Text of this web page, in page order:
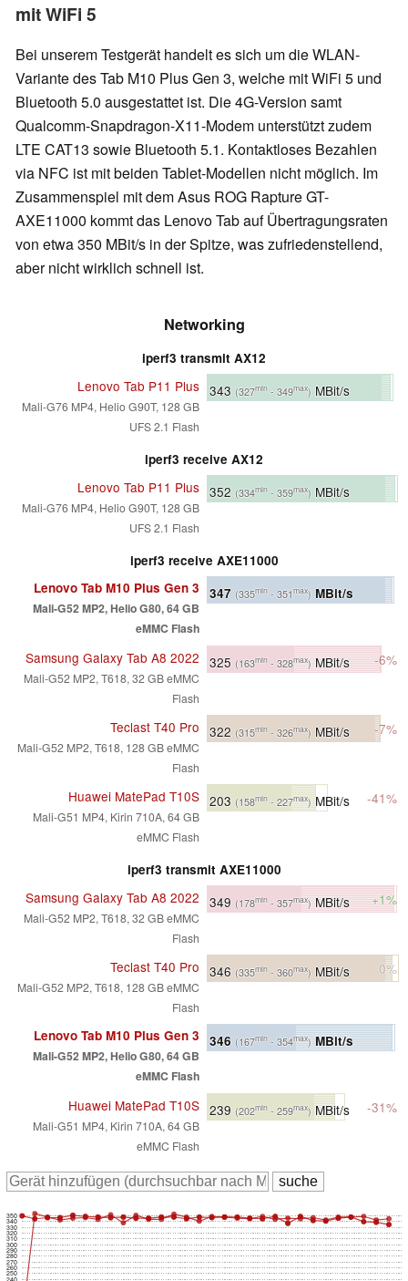
mit WiFi 5
Bei unserem Testgerät handelt es sich um die WLAN-
Variante des Tab M10 Plus Gen 3, welche mit WiFi 5 und
Bluetooth 5.0 ausgestattet ist. Die 4G-Version samt
Qualcomm-Snapdragon-X11-Modem unterstützt zudem
LTE CAT13 sowie Bluetooth 5.1. Kontaktloses Bezahlen
via NFC ist mit beiden Tablet-Modellen nicht möglich. Im
Zusammenspiel mit dem Asus ROG Rapture GT-
AXE11000 kommt das Lenovo Tab auf Übertragungsraten
von etwa 350 MBit/s in der Spitze, was zufriedenstellend,
aber nicht wirklich schnell ist.
Networking
iperf3 transmit AX12
Lenovo Tab P11 Plus
Mali-G76 MP4, Helio G90T, 128 GB
UFS 2.1 Flash
343 (327min - 349max) MBit/s
iperf3 receive AX12
Lenovo Tab P11 Plus
Mali-G76 MP4, Helio G90T, 128 GB
UFS 2.1 Flash
352 (334min - 359max) MBit/s
iperf3 receive AXE11000
Lenovo Tab M10 Plus Gen 3
Mali-G52 MP2, Helio G80, 64 GB
eMMC Flash
347 (335min - 351max) MBit/s
Samsung Galaxy Tab A8 2022
Mali-G52 MP2, T618, 32 GB eMMC
Flash
325 (163min - 328max) MBit/s -6%
Teclast T40 Pro
Mali-G52 MP2, T618, 128 GB eMMC
Flash
322 (315min - 326max) MBit/s -7%
Huawei MatePad T10S
Mali-G51 MP4, Kirin 710A, 64 GB
eMMC Flash
203 (158min - 227max)MBit/s -41%
iperf3 transmit AXE11000
Samsung Galaxy Tab A8 2022
Mali-G52 MP2, T618, 32 GB eMMC
Flash
349 (178min - 357max) MBit/s +1%
Teclast T40 Pro
Mali-G52 MP2, T618, 128 GB eMMC
Flash
346 (335min - 360max) MBit/s 0%
Lenovo Tab M10 Plus Gen 3
Mali-G52 MP2, Helio G80, 64 GB
eMMC Flash
346 (167min - 354max)MBit/s
Huawei MatePad T10S
Mali-G51 MP4, Kirin 710A, 64 GB
eMMC Flash
239 (202min - 259max) MBit/s -31%
240
250
260
270
280
290
300
310
320
330
340
350